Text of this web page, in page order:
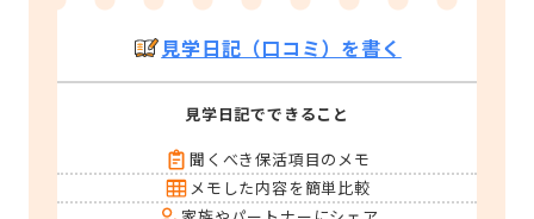
見学日記（口コミ）を書く
見学日記でできること
聞くべき保活項目のメモ
メモした内容を簡単比較